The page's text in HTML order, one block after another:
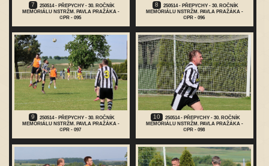
7
250514 - PŘEPYCHY - 30. ROČNÍK
MEMORIÁLU NSTRŽM. PAVLA PRAŽÁKA -
©PR - 095
8
250514 - PŘEPYCHY - 30. ROČNÍK
MEMORIÁLU NSTRŽM. PAVLA PRAŽÁKA -
©PR - 096
9
250514 - PŘEPYCHY - 30. ROČNÍK
MEMORIÁLU NSTRŽM. PAVLA PRAŽÁKA -
©PR - 097
10
250514 - PŘEPYCHY - 30. ROČNÍK
MEMORIÁLU NSTRŽM. PAVLA PRAŽÁKA -
©PR - 098